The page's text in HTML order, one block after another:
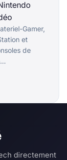
Gamer,
et
de
directement